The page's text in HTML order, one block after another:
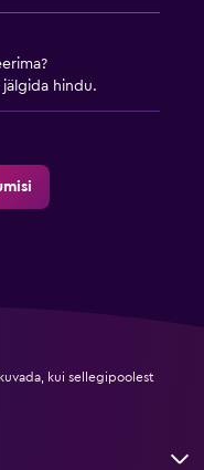
jälgida hindu.
kui sellegipoolest